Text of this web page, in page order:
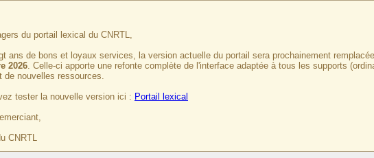
du portail lexical du CNRTL,
ans de bons et loyaux services, la version actuelle du portail sera prochainement
2026. Celle-ci apporte une refonte complète de l'interface adaptée à tous les supports
de nouvelles ressources.
tester la nouvelle version ici : Portail lexical
CNRTL